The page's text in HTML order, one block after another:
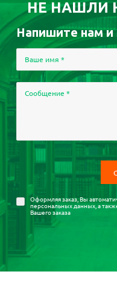
НЕ НАШЛИ
Напишите нам
Ваше имя *
Сообщение *
Оформляя заказ, Вы
персональных данных, а
Вашего заказа